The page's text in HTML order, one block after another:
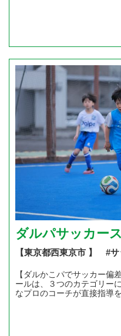
ダルパサッカー
【東京都西東京市 】 #
【ダルかこパでサッカー偏
ールは、３つのカテゴリー
なプロのコーチが直接指導